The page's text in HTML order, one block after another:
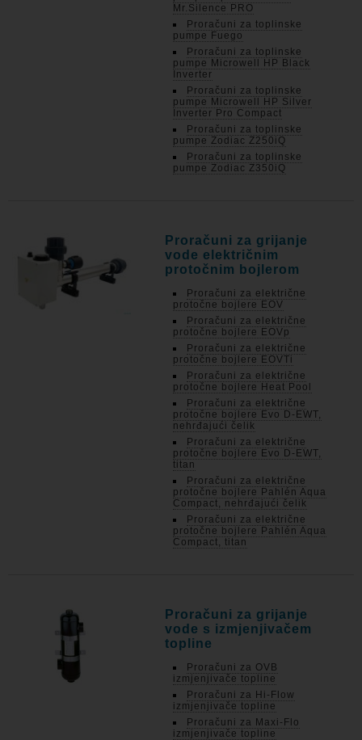
Mr.Silence PRO
Proračuni za toplinske
pumpe Fuego
Proračuni za toplinske
pumpe Microwell HP Black
Inverter
Proračuni za toplinske
pumpe Microwell HP Silver
Inverter Pro Compact
Proračuni za toplinske
pumpe Zodiac Z250iQ
Proračuni za toplinske
pumpe Zodiac Z350iQ
Proračuni za grijanje
vode električnim
protočnim bojlerom
Proračuni za električne
protočne bojlere EOV
Proračuni za električne
protočne bojlere EOVp
Proračuni za električne
protočne bojlere EOVTi
Proračuni za električne
protočne bojlere Heat Pool
Proračuni za električne
protočne bojlere Evo D-EWT,
nehrđajući čelik
Proračuni za električne
protočne bojlere Evo D-EWT,
titan
Proračuni za električne
protočne bojlere Pahlén Aqua
Compact, nehrđajući čelik
Proračuni za električne
protočne bojlere Pahlén Aqua
Compact, titan
Proračuni za grijanje
vode s izmjenjivačem
topline
Proračuni za OVB
izmjenjivače topline
Proračuni za Hi-Flow
izmjenjivače topline
Proračuni za Maxi-Flo
izmjenjivače topline